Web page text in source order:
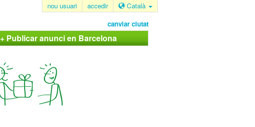
nou usuari accedir Català
canviar ciutat
+ Publicar anunci en Barcelona